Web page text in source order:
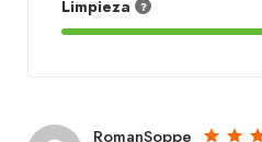
Limpieza
RomanSoppe